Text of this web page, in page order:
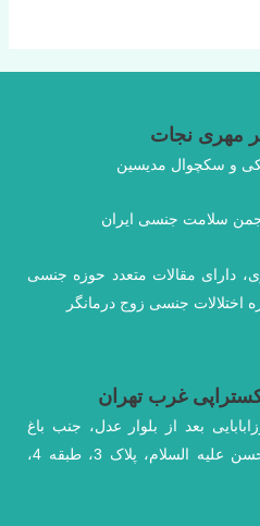
مهری نجات
و سکچوال مدیسین
سلامت جنسی ایران
دارای مقالات متعدد حوزه جنسی
جنسی زوج درمانگر
غرب تهران
بعد از بلوار عدل، جنب باغ
رستوران لاله، بن بست امام حسن علیه السلام، پلاک 3، طبقه 4،